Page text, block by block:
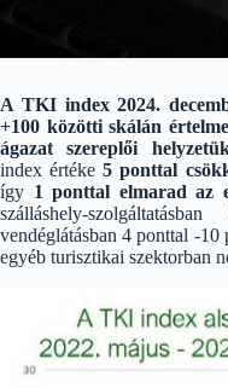
A TKI index 2024.
+100 közötti skálán
ágazat szereplői
index értéke5 ponttal
így 1 ponttal elmarad az
szálláshely-
vendéglátásban 4 ponttal -
egyéb turisztikai szektorban